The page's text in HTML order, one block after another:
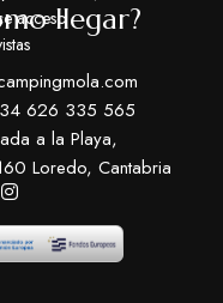
accesollegar?
626 335 565
a la Playa,
Loredo, Cantabria